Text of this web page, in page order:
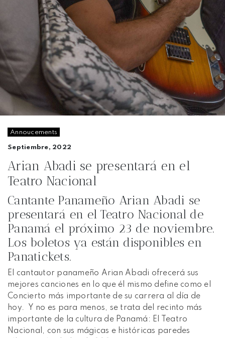
Annoucements
Septiembre, 2022
Arian Abadi se presentará en el
Teatro Nacional
Cantante Panameño Arian Abadi se
presentará en el Teatro Nacional de
Panamá el próximo 23 de noviembre.
Los boletos ya están disponibles en
Panatickets.
El cantautor panameño Arian Abadi ofrecerá sus
mejores canciones en lo que él mismo define como el
Concierto más importante de su carrera al día de
hoy. Y no es para menos, se trata del recinto más
importante de la cultura de Panamá: El Teatro
Nacional, con sus mágicas e históricas paredes